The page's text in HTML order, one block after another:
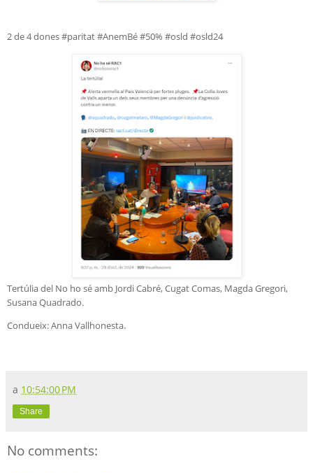
2 de 4 dones #paritat #AnemBé #50% #osld #osld24
Tertúlia del No ho sé amb Jordi Cabré, Cugat Comas, Magda Gregori,
Susana Quadrado.
Condueix: Anna Vallhonesta.
a 10:54:00 PM
Share
No comments: